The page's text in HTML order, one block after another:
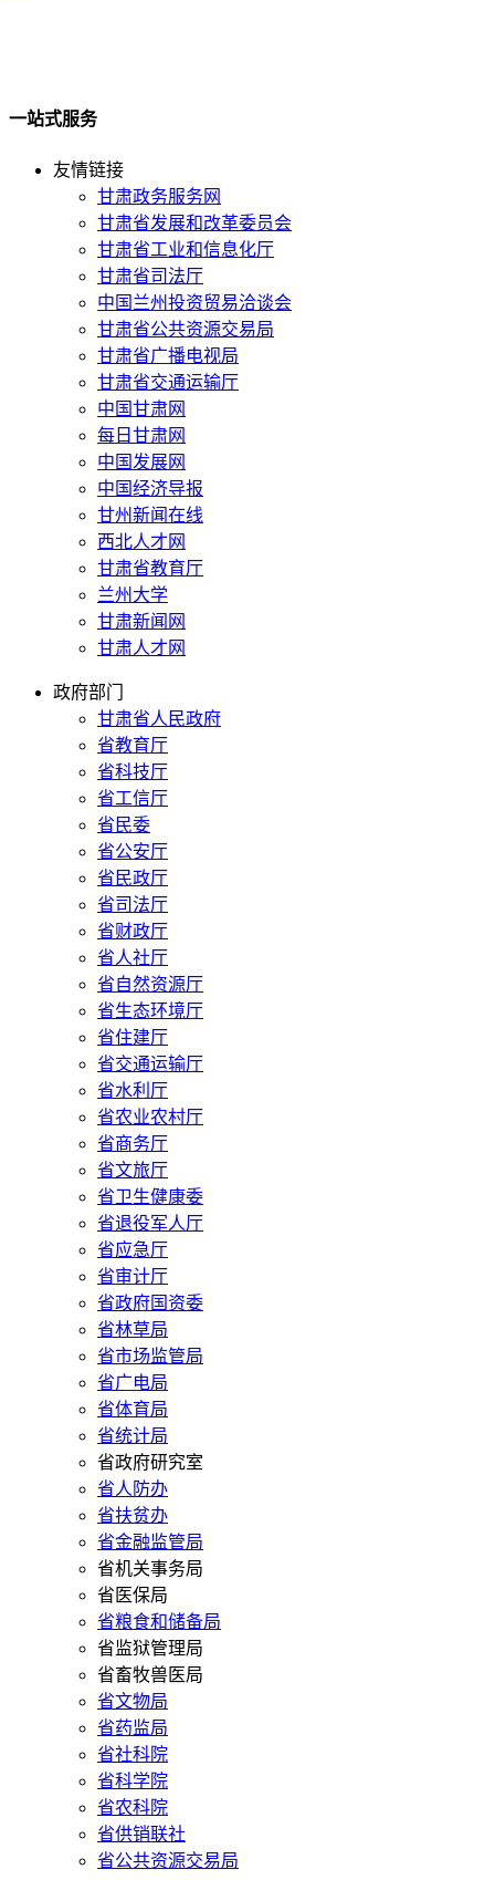
一站式服务
友情链接
甘肃政务服务网
甘肃省发展和改革委员会
甘肃省工业和信息化厅
甘肃省司法厅
中国兰州投资贸易洽谈会
甘肃省公共资源交易局
甘肃省广播电视局
甘肃省交通运输厅
中国甘肃网
每日甘肃网
中国发展网
中国经济导报
甘州新闻在线
西北人才网
甘肃省教育厅
兰州大学
甘肃新闻网
甘肃人才网
政府部门
甘肃省人民政府
省教育厅
省科技厅
省工信厅
省民委
省公安厅
省民政厅
省司法厅
省财政厅
省人社厅
省自然资源厅
省生态环境厅
省住建厅
省交通运输厅
省水利厅
省农业农村厅
省商务厅
省文旅厅
省卫生健康委
省退役军人厅
省应急厅
省审计厅
省政府国资委
省林草局
省市场监管局
省广电局
省体育局
省统计局
省政府研究室
省人防办
省扶贫办
省金融监管局
省机关事务局
省医保局
省粮食和储备局
省监狱管理局
省畜牧兽医局
省文物局
省药监局
省社科院
省科学院
省农科院
省供销联社
省公共资源交易局